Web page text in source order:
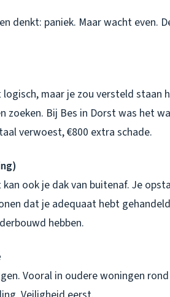
denkt: paniek. Maar wacht even.
maar je zou versteld staan
zoeken. Bij Bes in Dorst was het
verwoest, €800 extra schade.
ook je dak van buitenaf. Je
dat je adequaat hebt
hebben.
Vooral in oudere woningen